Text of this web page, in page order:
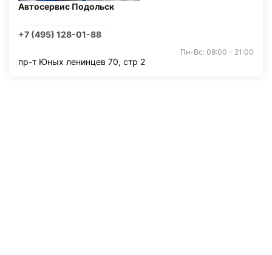
Автосервис Подольск
+7 (495) 128-01-88
Пн-Вс: 09:00 - 21:00
пр-т Юных ленинцев 70, стр 2